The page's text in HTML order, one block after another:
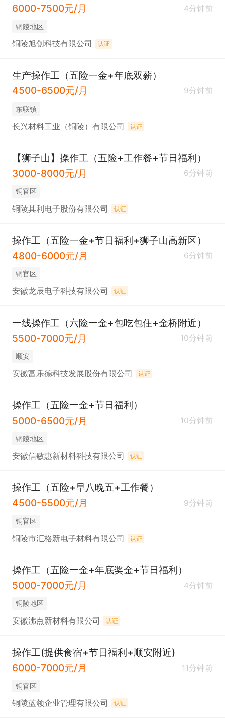
6000-7500元/月 4分钟前
铜陵地区
铜陵旭创科技有限公司 认证
生产操作工（五险一金+年底双薪）
4500-6500元/月
9分钟前
东联镇
长兴材料工业（铜陵）有限公司 认证
【狮子山】操作工（五险+工作餐+节日福利）
3000-8000元/月
6分钟前
铜官区
铜陵其利电子股份有限公司 认证
操作工（五险一金+节日福利+狮子山高新区）
4800-6000元/月
6分钟前
铜官区
安徽龙辰电子科技有限公司 认证
一线操作工（六险一金+包吃包住+金桥附近）
5500-7000元/月
10分钟前
顺安
安徽富乐德科技发展股份有限公司 认证
操作工（五险一金+节日福利）
5000-6500元/月
10分钟前
铜陵地区
安徽信敏惠新材料科技有限公司 认证
操作工（五险+早八晚五+工作餐）
4500-5500元/月
9分钟前
铜官区
铜陵市汇格新电子材料有限公司 认证
操作工（五险一金+年底奖金+节日福利）
5000-7000元/月
4分钟前
铜陵地区
安徽沸点新材料有限公司 认证
操作工(提供食宿+节日福利+顺安附近)
6000-7000元/月
11分钟前
铜官区
铜陵蓝领企业管理有限公司 认证